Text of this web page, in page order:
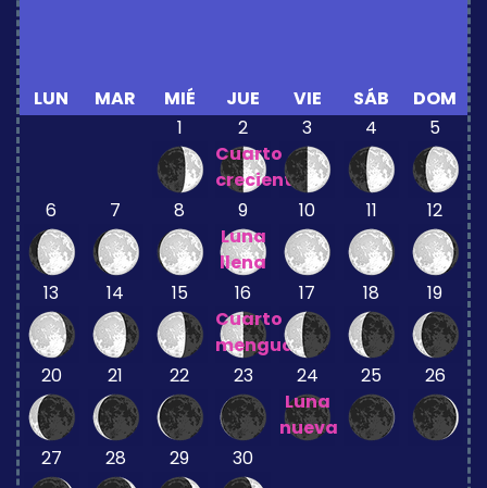
LUN MAR MIÉ JUE VIE SÁB
DOM
1
2
Cuarto
creciente
3 4 5
6 7 8
9
Luna
llena
10 11 12
13 14 15
16
Cuarto
menguante
17 18 19
20 21 22 23
24
Luna
nueva
25 26
27 28 29 30